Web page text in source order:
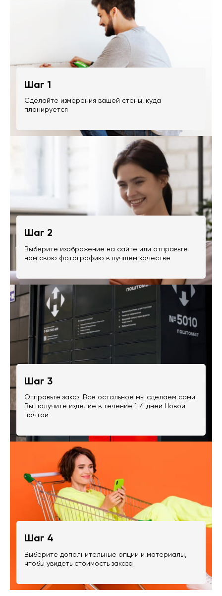
Шаг 1
Сделайте измерения вашей стены, куда
планируется
Шаг 2
Выберите изображение на сайте или отправьте
нам свою фотографию в лучшем качестве
Шаг 3
Отправьте заказ. Все остальное мы сделаем сами.
Вы получите изделие в течение 1-4 дней Новой
почтой
Шаг 4
Выберите дополнительные опции и материалы,
чтобы увидеть стоимость заказа